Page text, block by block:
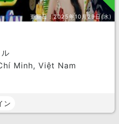
更新日：2025年10月29日(水)
Minh, Việt Nam
ン